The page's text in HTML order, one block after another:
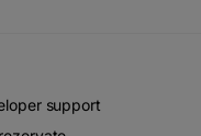
support